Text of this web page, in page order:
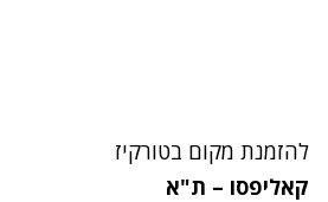
להזמנת מקום בטורקיז
קאליפסו – ת"א